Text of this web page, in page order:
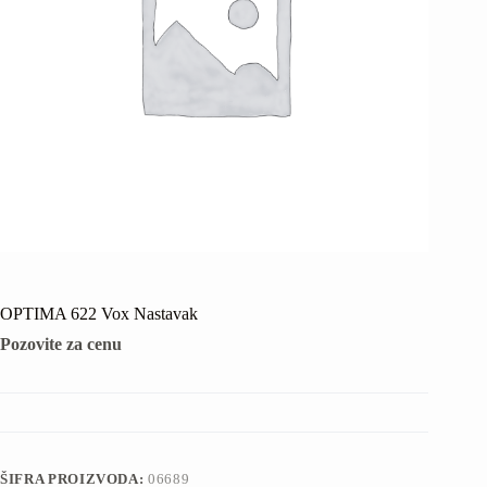
OPTIMA 622 Vox Nastavak
Pozovite za cenu
ŠIFRA PROIZVODA:06689